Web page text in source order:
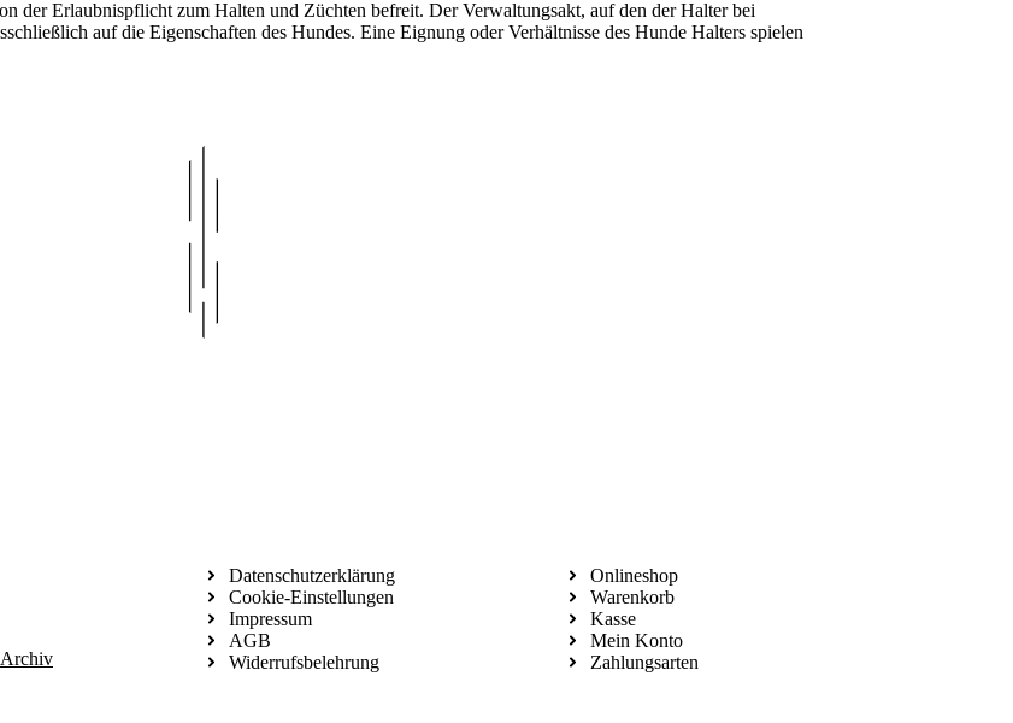
der Erlaubnispflicht zum Halten und Züchten befreit. Der Verwaltungsakt, auf den der Halter bei
auf die Eigenschaften des Hundes. Eine Eignung oder Verhältnisse des Hunde Halters spielen
Datenschutzerklärung
Cookie-Einstellungen
Impressum
AGB
Widerrufsbelehrung
Onlineshop
Warenkorb
Kasse
Mein Konto
Zahlungsarten